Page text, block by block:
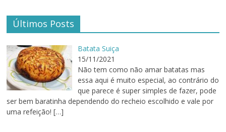
Últimos Posts
Batata Suiça
15/11/2021
Não tem como não amar batatas mas
essa aqui é muito especial, ao contrário do
que parece é super simples de fazer, pode
ser bem baratinha dependendo do recheio escolhido e vale por
uma refeição! […]